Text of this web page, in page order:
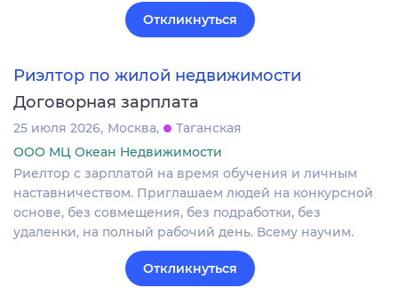
Откликнуться
Риэлтор по жилой недвижимости
Договорная зарплата
25 июля 2026 Москва
Таганская
ООО МЦ Океан Недвижимости
Риелтор с зарплатой на время обучения и личным
наставничеством. Приглашаем людей на конкурсной
основе, без совмещения, без подработки, без
удаленки, на полный рабочий день. Всему научим.
Откликнуться